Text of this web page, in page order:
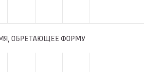
ОБРЕТАЮЩЕЕ ФОРМУ